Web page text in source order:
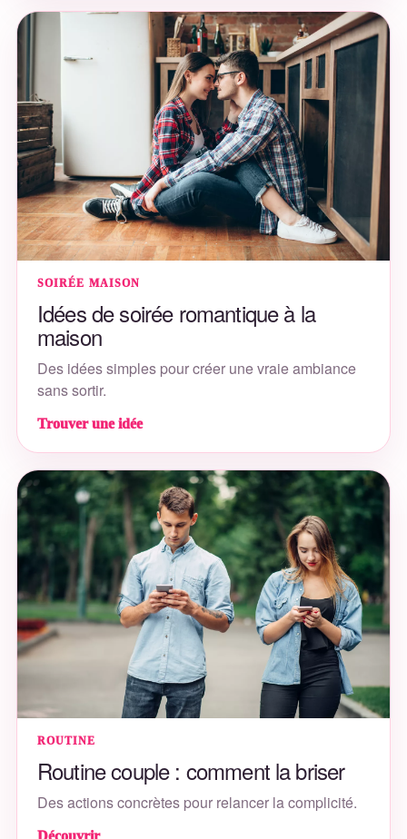
SOIRÉE MAISON
Idées de soirée romantique à la
maison
Des idées simples pour créer une vraie ambiance
sans sortir.
Trouver une idée
ROUTINE
Routine couple : comment la briser
Des actions concrètes pour relancer la complicité.